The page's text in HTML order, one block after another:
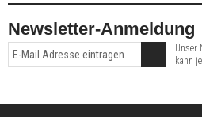
Newsletter-Anmeldung
Unser
kann